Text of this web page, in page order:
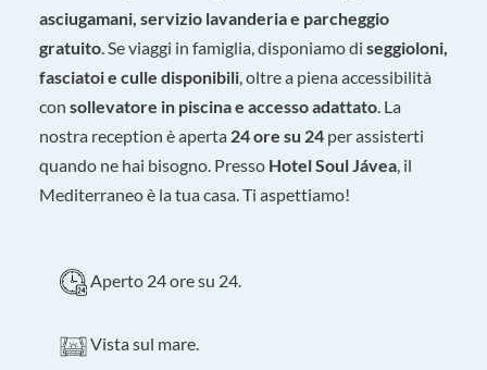
asciugamani, servizio lavanderia e parcheggio
gratuito. Se viaggi in famiglia, disponiamo diseggioloni,
fasciatoi e culle disponibili, oltre a piena accessibilità
consollevatore in piscina e accesso adattato. La
nostra reception è aperta 24 ore su 24 per assisterti
quando ne hai bisogno. Presso Hotel Soul Jávea, il
Mediterraneo è la tua casa. Ti aspettiamo!
Aperto 24 ore su 24.
Vista sul mare.